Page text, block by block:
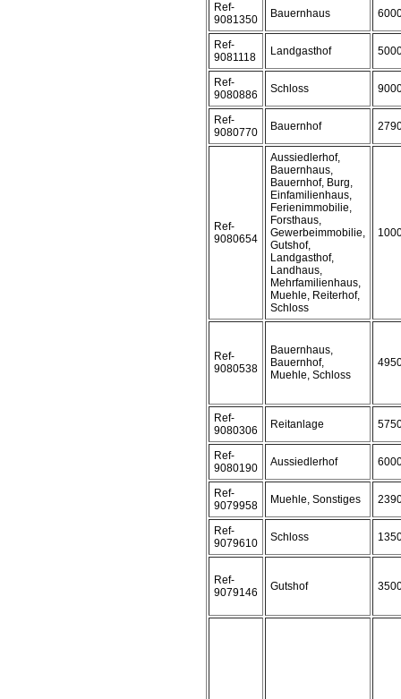
Ref-
9081350
Bauernhaus
Ref-
9081118
Landgasthof
Ref-
9080886
Schloss
Ref-
9080770
Bauernhof
Ref-
9080654
Aussiedlerhof,
Bauernhaus,
Bauernhof, Burg,
Einfamilienhaus,
Ferienimmobilie,
Forsthaus,
Gewerbeimmobilie,
Gutshof,
Landgasthof,
Landhaus,
Mehrfamilienhaus,
Muehle, Reiterhof,
Schloss
Ref-
9080538
Bauernhaus,
Bauernhof,
Muehle, Schloss
Ref-
9080306
Reitanlage
Ref-
9080190
Aussiedlerhof
Ref-
9079958
Muehle, Sonstiges
Ref-
9079610
Schloss
Ref-
9079146
Gutshof